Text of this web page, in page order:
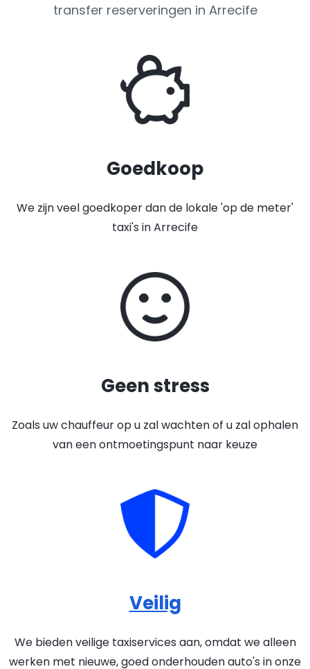
transfer reserveringen in Arrecife
Goedkoop
We zijn veel goedkoper dan de lokale 'op de meter'
taxi's in Arrecife
Geen stress
Zoals uw chauffeur op u zal wachten of u zal ophalen
van een ontmoetingspunt naar keuze
Veilig
We bieden veilige taxiservices aan, omdat we alleen
werken met nieuwe, goed onderhouden auto's in onze